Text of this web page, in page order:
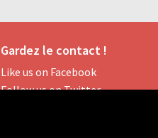
Gardez le contact !
Like us on Facebook
Follow us on Twitter